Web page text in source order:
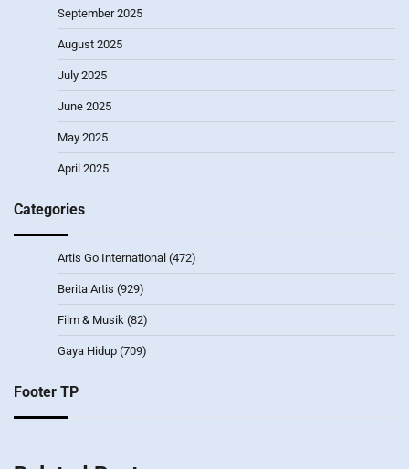
September 2025
August 2025
July 2025
June 2025
May 2025
April 2025
Categories
Artis Go International (472)
Berita Artis (929)
Film & Musik (82)
Gaya Hidup (709)
Footer TP